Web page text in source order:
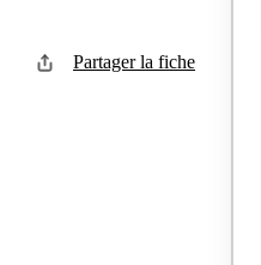
Partager la fiche